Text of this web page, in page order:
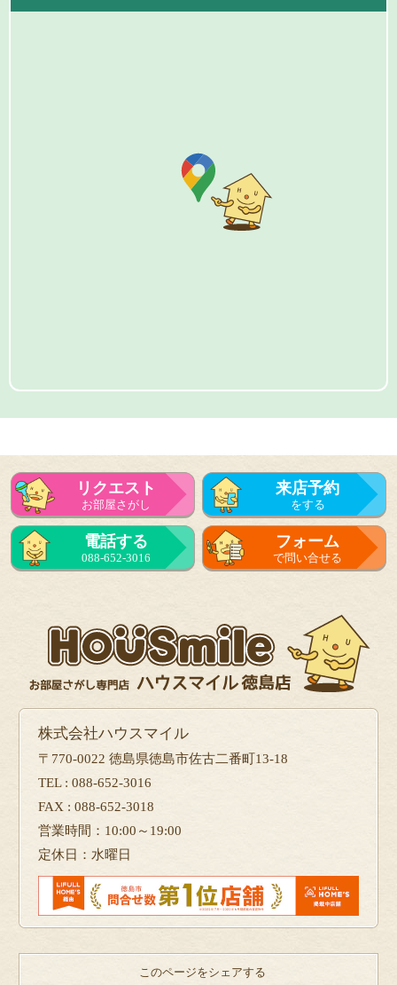
リクエスト
お部屋さがし
来店予約
をする
電話する
088-652-3016
フォーム
で問い合せる
株式会社ハウスマイル
〒770-0022 徳島県徳島市佐古二番町13-18
TEL : 088-652-3016
FAX : 088-652-3018
営業時間：10:00～19:00
定休日：水曜日
このページをシェアする